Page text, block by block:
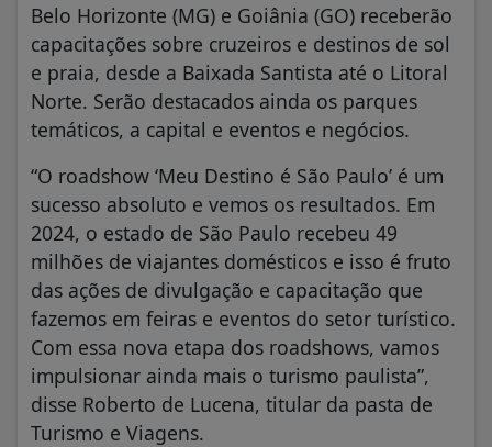
Belo Horizonte (MG) e Goiânia (GO) receberão
capacitações sobre cruzeiros e destinos de sol
e praia, desde a Baixada Santista até o Litoral
Norte. Serão destacados ainda os parques
temáticos, a capital e eventos e negócios.
“O roadshow ‘Meu Destino é São Paulo’ é um
sucesso absoluto e vemos os resultados. Em
2024, o estado de São Paulo recebeu 49
milhões de viajantes domésticos e isso é fruto
das ações de divulgação e capacitação que
fazemos em feiras e eventos do setor turístico.
Com essa nova etapa dos roadshows, vamos
impulsionar ainda mais o turismo paulista”,
disse Roberto de Lucena, titular da pasta de
Turismo e Viagens.